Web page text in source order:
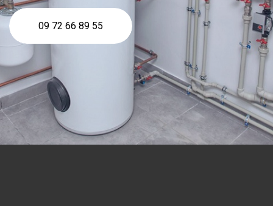
09 72 66 89 55